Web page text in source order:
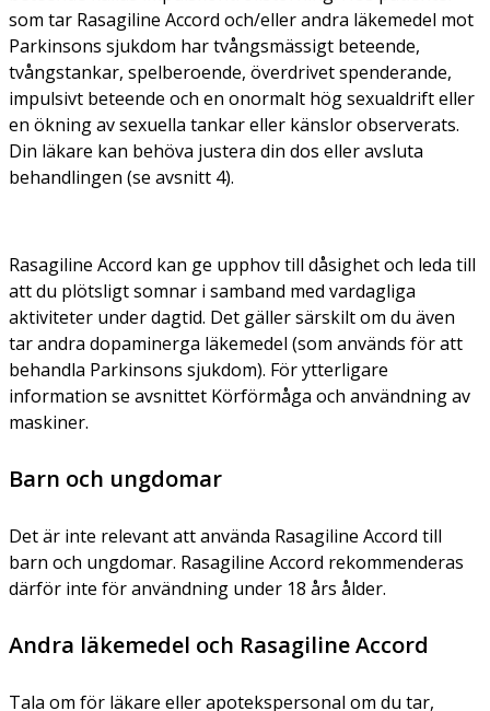
som tar Rasagiline Accord och/eller andra läkemedel mot
Parkinsons sjukdom har tvångsmässigt beteende,
tvångstankar, spelberoende, överdrivet spenderande,
impulsivt beteende och en onormalt hög sexualdrift eller
en ökning av sexuella tankar eller känslor observerats.
Din läkare kan behöva justera din dos eller avsluta
behandlingen (se avsnitt 4).
Rasagiline Accord kan ge upphov till dåsighet och leda till
att du plötsligt somnar i samband med vardagliga
aktiviteter under dagtid. Det gäller särskilt om du även
tar andra dopaminerga läkemedel (som används för att
behandla Parkinsons sjukdom). För ytterligare
information se avsnittet Körförmåga och användning av
maskiner.
Barn och ungdomar
Det är inte relevant att använda Rasagiline Accord till
barn och ungdomar. Rasagiline Accord rekommenderas
därför inte för användning under 18 års ålder.
Andra läkemedel och Rasagiline Accord
Tala om för läkare eller apotekspersonal om du tar,